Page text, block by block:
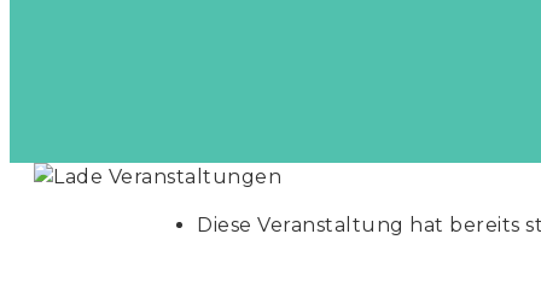
Diese Veranstaltung hat bereits